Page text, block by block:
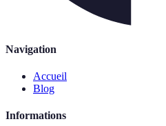
Navigation
Accueil
Blog
Informations